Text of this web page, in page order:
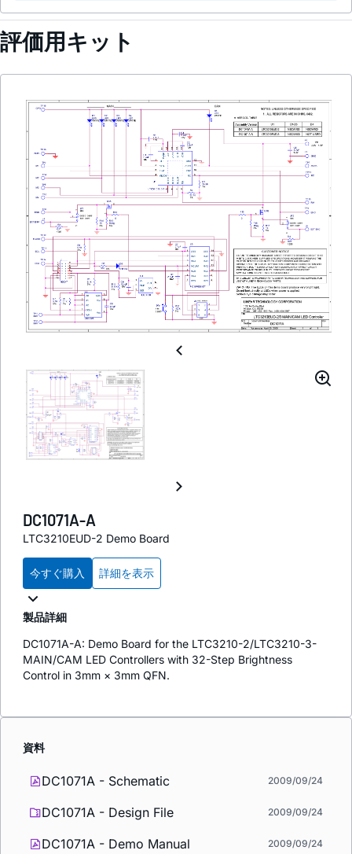
評価用キット
DC1071A-A
LTC3210EUD-2 Demo Board
今すぐ購入 詳細を表示
製品詳細
DC1071A-A: Demo Board for the LTC3210-2/LTC3210-3-
MAIN/CAM LED Controllers with 32-Step Brightness
Control in 3mm × 3mm QFN.
資料
DC1071A - Schematic 2009/09/24
DC1071A - Design File 2009/09/24
DC1071A - Demo Manual 2009/09/24